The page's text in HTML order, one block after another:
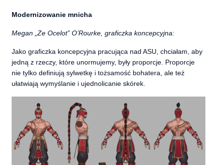
Modernizowanie mnicha
Megan „Ze Ocelot” O’Rourke, graficzka koncepcyjna:
Jako graficzka koncepcyjna pracująca nad ASU, chciałam, aby
jedną z rzeczy, które unormujemy, były proporcje. Proporcje
nie tylko definiują sylwetkę i tożsamość bohatera, ale też
ułatwiają wymyślanie i ujednolicanie skórek.